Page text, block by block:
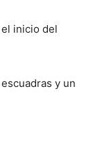
inicio del
y un